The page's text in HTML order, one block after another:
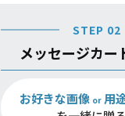
STEP 02
メッセージカー
お好きな画像 or 用